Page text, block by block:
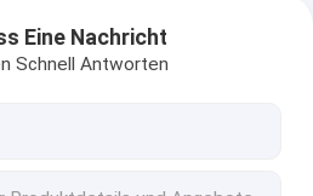
SPO2
Eine Nachricht
Schnell Antworten